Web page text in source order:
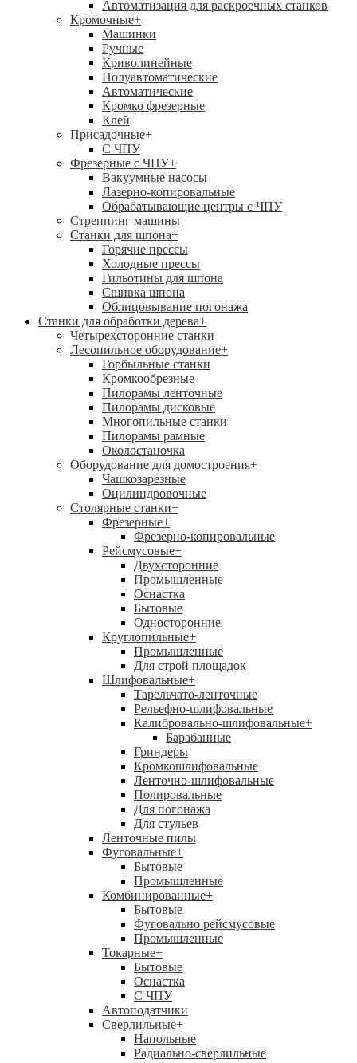
Автоматизация для раскроечных станков
Кромочные+
Машинки
Ручные
Криволинейные
Полуавтоматические
Автоматические
Кромко фрезерные
Клей
Присадочные+
С ЧПУ
Фрезерные с ЧПУ+
Вакуумные насосы
Лазерно-копировальные
Обрабатывающие центры с ЧПУ
Стреппинг машины
Станки для шпона+
Горячие прессы
Холодные прессы
Гильотины для шпона
Сшивка шпона
Облицовывание погонажа
Станки для обработки дерева+
Четырехсторонние станки
Лесопильное оборудование+
Горбыльные станки
Кромкообрезные
Пилорамы ленточные
Пилорамы дисковые
Многопильные станки
Пилорамы рамные
Околостаночка
Оборудование для домостроения+
Чашкозарезные
Оцилиндровочные
Столярные станки+
Фрезерные+
Фрезерно-копировальные
Рейсмусовые+
Двухсторонние
Промышленные
Оснастка
Бытовые
Односторонние
Круглопильные+
Промышленные
Для строй площадок
Шлифовальные+
Тарельчато-ленточные
Рельефно-шлифовальные
Калибровально-шлифовальные+
Барабанные
Гриндеры
Кромкошлифовальные
Ленточно-шлифовальные
Полировальные
Для погонажа
Для стульев
Ленточные пилы
Фуговальные+
Бытовые
Промышленные
Комбинированные+
Бытовые
Фуговально рейсмусовые
Промышленные
Токарные+
Бытовые
Оснастка
С ЧПУ
Автоподатчики
Сверлильные+
Напольные
Радиально-сверлильные